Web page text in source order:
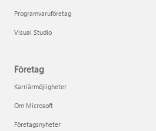
Programvaruföretag
Visual Studio
Företag
Karriärmöjligheter
Om Microsoft
Företagsnyheter